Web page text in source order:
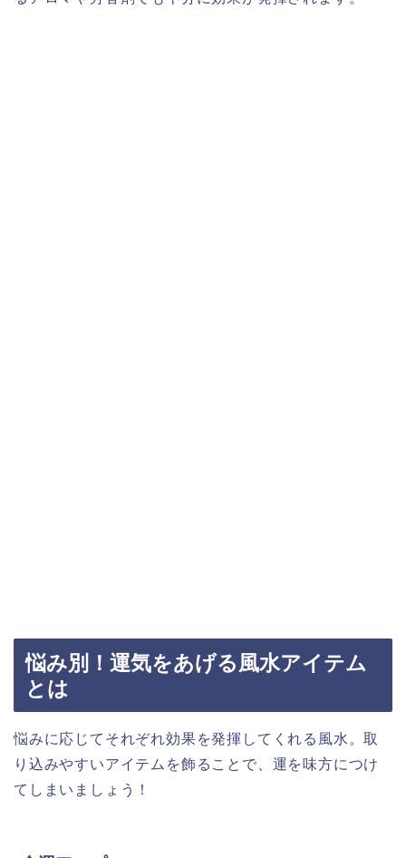
悩み別！運気をあげる風水アイテム
とは
悩みに応じてそれぞれ効果を発揮してくれる風水。取
り込みやすいアイテムを飾ることで、運を味方につけ
てしまいましょう！